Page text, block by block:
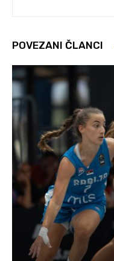
POVEZANI ČLANCI